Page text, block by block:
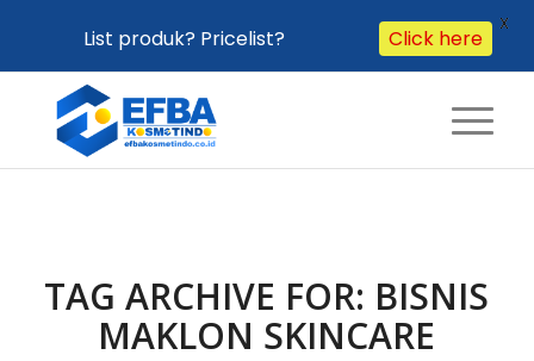
TAG ARCHIVE FOR: BISNIS
MAKLON SKINCARE
List produk? Pricelist? Click here
X